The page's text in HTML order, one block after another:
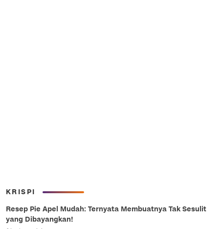
KRISPI
Resep Pie Apel Mudah: Ternyata Membuatnya Tak Sesulit
yang Dibayangkan!